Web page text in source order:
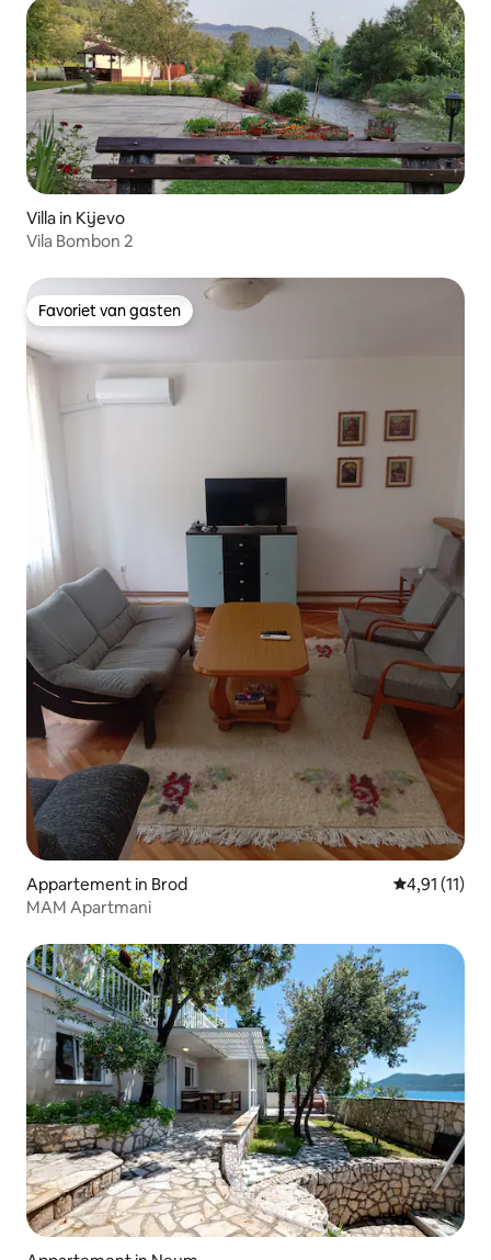
Villa in Kijevo
Vila Bombon 2
Favoriet van gasten
Favoriet van gasten
Appartement in Brod Gemiddelde
4,91 (11)
MAM Apartmani